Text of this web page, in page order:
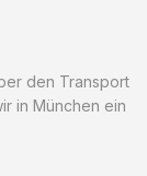
den Transport
in München ein